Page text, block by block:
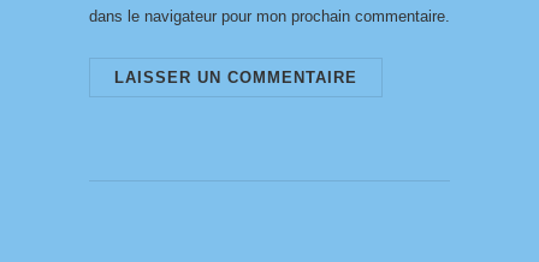
dans le navigateur pour mon prochain commentaire.